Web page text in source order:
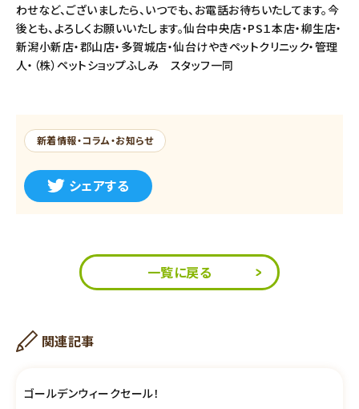
わせなど、ございましたら、いつでも、お電話お待ちいたしてます。今
後とも、よろしくお願いいたします。仙台中央店・PS１本店・柳生店・
新潟小新店・郡山店・多賀城店・仙台けやきペットクリニック・管理
人・（株）ペットショップふしみ スタッフ一同
新着情報・コラム・お知らせ
シェアする
一覧に戻る
関連記事
ゴールデンウィークセール！